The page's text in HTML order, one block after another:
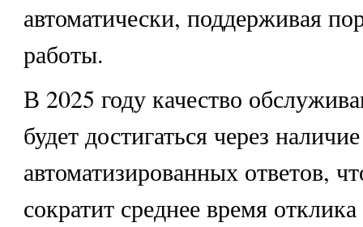
автоматически, поддерживая
работы.
В 2025 году качество
будет достигаться через
автоматизированных ответов,
сократит среднее время